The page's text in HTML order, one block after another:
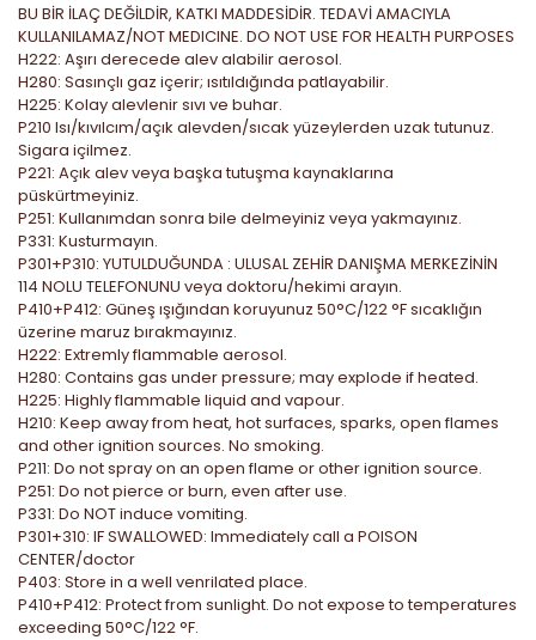
BU BİR İLAÇ DEĞİLDİR, KATKI MADDESİDİR. TEDAVİ AMACIYLA
KULLANILAMAZ/NOT MEDICINE. DO NOT USE FOR HEALTH PURPOSES
H222: Aşırı derecede alev alabilir aerosol.
H280: Sasınçlı gaz içerir; ısıtıldığında patlayabilir.
H225: Kolay alevlenir sıvı ve buhar.
P210 Isı/kıvılcım/açık alevden/sıcak yüzeylerden uzak tutunuz.
Sigara içilmez.
P221: Açık alev veya başka tutuşma kaynaklarına
püskürtmeyiniz.
P251: Kullanımdan sonra bile delmeyiniz veya yakmayınız.
P331: Kusturmayın.
P301+P310: YUTULDUĞUNDA : ULUSAL ZEHİR DANIŞMA MERKEZİNİN
114 NOLU TELEFONUNU veya doktoru/hekimi arayın.
P410+P412: Güneş ışığından koruyunuz 50°C/122 °F sıcaklığın
üzerine maruz bırakmayınız.
H222: Extremly flammable aerosol.
H280: Contains gas under pressure; may explode if heated.
H225: Highly flammable liquid and vapour.
H210: Keep away from heat, hot surfaces, sparks, open flames
and other ignition sources. No smoking.
P211: Do not spray on an open flame or other ignition source.
P251: Do not pierce or burn, even after use.
P331: Do NOT induce vomiting.
P301+310: IF SWALLOWED: Immediately call a POISON
CENTER/doctor
P403: Store in a well venrilated place.
P410+P412: Protect from sunlight. Do not expose to temperatures
exceeding 50°C/122 °F.